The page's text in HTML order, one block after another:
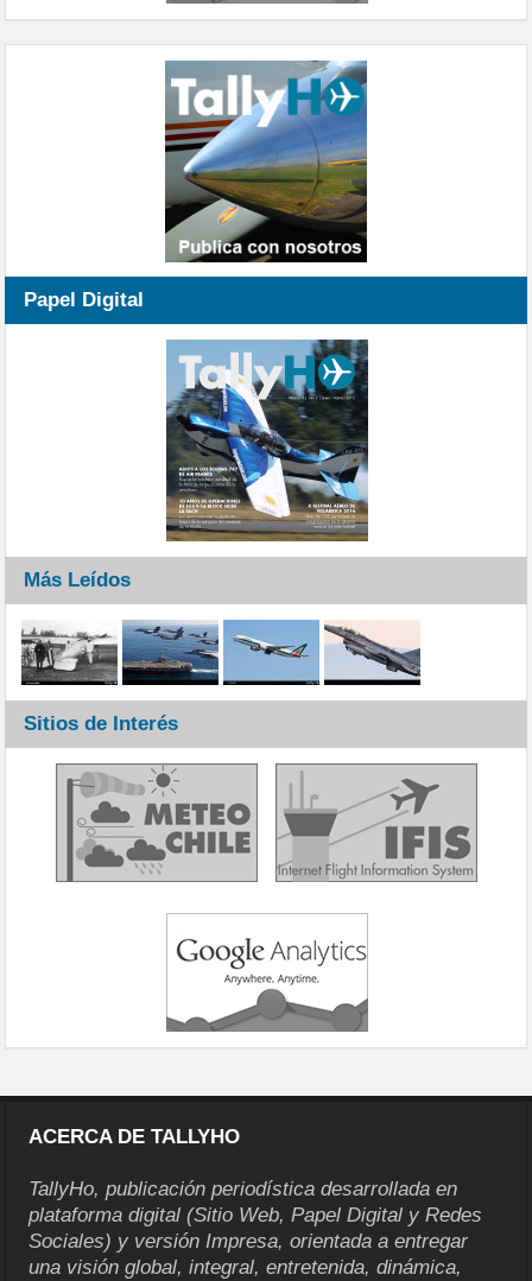
Papel Digital
Más Leídos
Sitios de Interés
ACERCA DE TALLYHO
TallyHo, publicación periodística desarrollada en
plataforma digital (Sitio Web, Papel Digital y Redes
Sociales) y versión Impresa, orientada a entregar
una visión global, integral, entretenida, dinámica,